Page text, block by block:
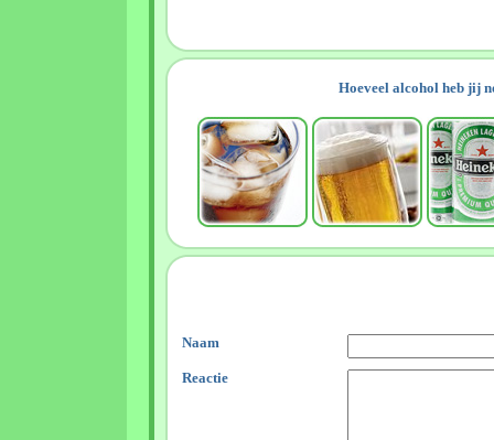
Hoeveel alcohol heb jij
Naam
Reactie